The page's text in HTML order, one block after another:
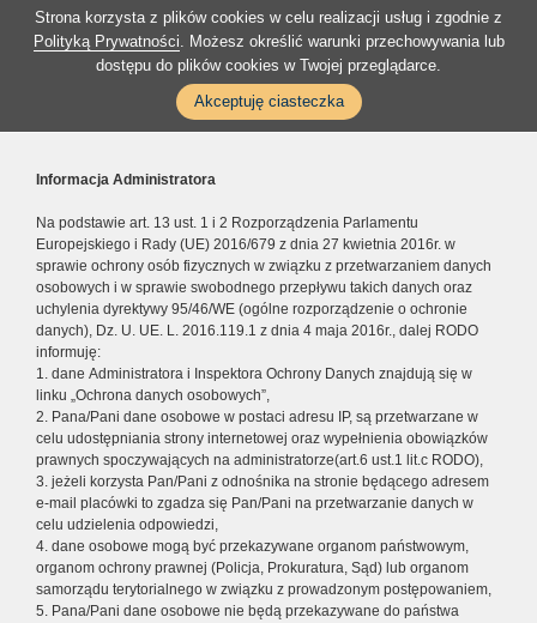
Strona korzysta z plików cookies w celu realizacji usług i zgodnie z
Polityką Prywatności. Możesz określić warunki przechowywania lub
dostępu do plików cookies w Twojej przeglądarce.
Akceptuję ciasteczka
Informacja Administratora
Na podstawie art. 13 ust. 1 i 2 Rozporządzenia Parlamentu
Europejskiego i Rady (UE) 2016/679 z dnia 27 kwietnia 2016r. w
sprawie ochrony osób fizycznych w związku z przetwarzaniem danych
osobowych i w sprawie swobodnego przepływu takich danych oraz
uchylenia dyrektywy 95/46/WE (ogólne rozporządzenie o ochronie
danych), Dz. U. UE. L. 2016.119.1 z dnia 4 maja 2016r., dalej RODO
informuję:
1. dane Administratora i Inspektora Ochrony Danych znajdują się w
linku „Ochrona danych osobowych”,
2. Pana/Pani dane osobowe w postaci adresu IP, są przetwarzane w
celu udostępniania strony internetowej oraz wypełnienia obowiązków
prawnych spoczywających na administratorze(art.6 ust.1 lit.c RODO),
3. jeżeli korzysta Pan/Pani z odnośnika na stronie będącego adresem
e-mail placówki to zgadza się Pan/Pani na przetwarzanie danych w
celu udzielenia odpowiedzi,
4. dane osobowe mogą być przekazywane organom państwowym,
organom ochrony prawnej (Policja, Prokuratura, Sąd) lub organom
samorządu terytorialnego w związku z prowadzonym postępowaniem,
5. Pana/Pani dane osobowe nie będą przekazywane do państwa